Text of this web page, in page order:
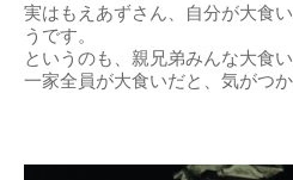
実はもえあずさん、自分が大食
うです。
というのも、親兄弟みんな大食
一家全員が大食いだと、気がつ